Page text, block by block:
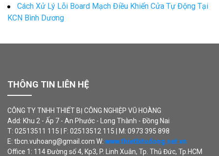
Cách Xử Lý Lỗi Board Mạch Điều Khiển Cửa Tự Động Tại
KCN Bình Dương
THÔNG TIN LIÊN HỆ
CÔNG TY TNHH THIẾT BỊ CÔNG NGHIỆP VŨ HOÀNG
Add: Khu 2 - Ấp 7 - An Phước - Long Thành - Đồng Nai
T: 02513511 115 | F: 02513512 115 | M: 0973 395 898
E: tbcn.vuhoang@gmail.com W: www.thietbitudong.net.vn
Office 1: 114 Đường số 4, Kp3, P. Linh Xuân, Tp. Thủ Đức, Tp.HCM